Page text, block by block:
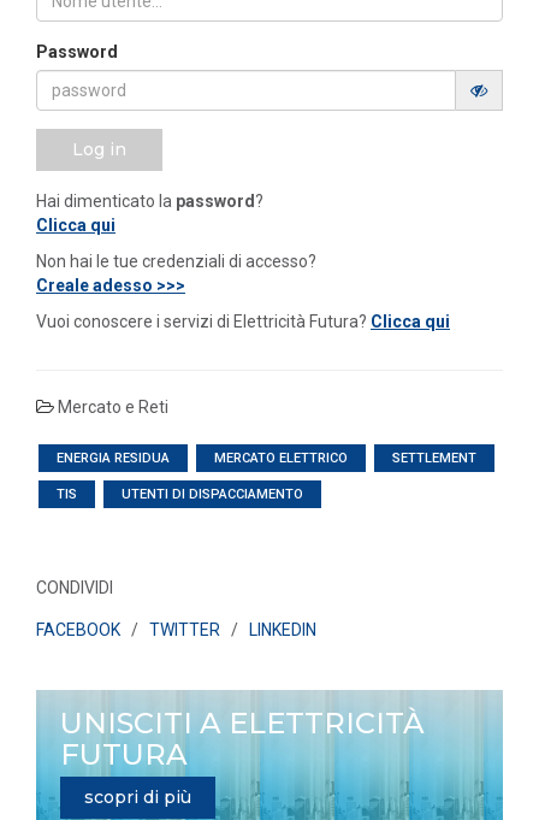
Password
Log in
Hai dimenticato la password ?
Clicca qui
Non hai le tue credenziali di accesso?
Creale adesso >>>
Vuoi conoscere i servizi di Elettricità Futura? Clicca qui
Mercato e Reti
ENERGIA RESIDUA MERCATO ELETTRICO SETTLEMENT
TIS UTENTI DI DISPACCIAMENTO
CONDIVIDI
FACEBOOK / TWITTER / LINKEDIN
UNISCITI A ELETTRICITÀ
FUTURA
scopri di più